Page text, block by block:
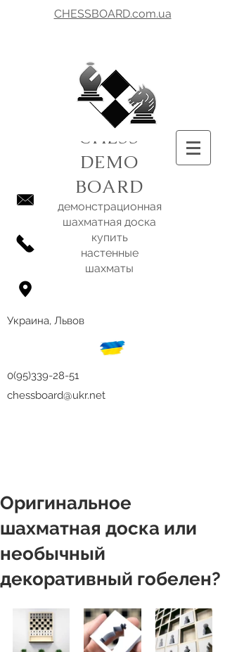
CHESSBOARD.com.ua
CHESS
DEMO
BOARD
демонстрационная
шахматная доска
купить
настенные
шахматы
Украина, Львов
0(95)339-28-51
chessboard@ukr.net
Оригинальное
шахматная доска или
необычный
декоративный гобелен?